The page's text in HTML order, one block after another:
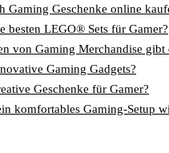
Gaming Geschenke online
besten LEGO® Sets für Gamer?
von Gaming Merchandise gibt
Gaming Gadgets?
Geschenke für Gamer?
komfortables Gaming-Setup